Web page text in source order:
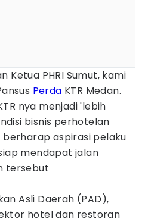
Ketua PHRI Sumut, kami
Perda KTR Medan.
nya menjadi 'lebih
bisnis perhotelan
berharap aspirasi pelaku
mendapat jalan
tersebut
Asli Daerah (PAD),
hotel dan restoran